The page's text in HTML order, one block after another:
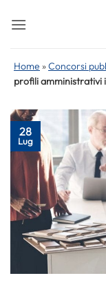
Home »Concorsi
profili amministrativi
28
Lug